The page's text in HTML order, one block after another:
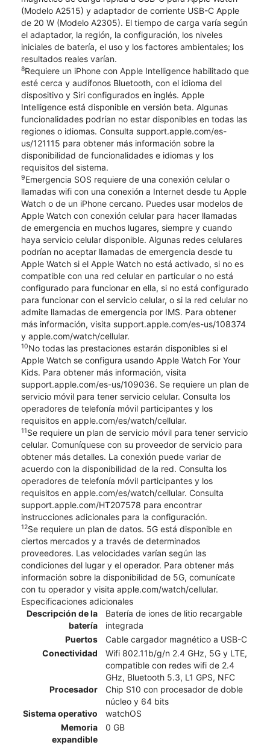
(Modelo A2515) y adaptador de corriente USB-C Apple
de 20 W (Modelo A2305). El tiempo de carga varía según
el adaptador, la región, la configuración, los niveles
iniciales de batería, el uso y los factores ambientales; los
resultados reales varían.
8Requiere un iPhone con Apple Intelligence habilitado que
esté cerca y audífonos Bluetooth, con el idioma del
dispositivo y Siri configurados en inglés. Apple
Intelligence está disponible en versión beta. Algunas
funcionalidades podrían no estar disponibles en todas las
regiones o idiomas. Consulta support.apple.com/es-
us/121115 para obtener más información sobre la
disponibilidad de funcionalidades e idiomas y los
requisitos del sistema.
9Emergencia SOS requiere de una conexión celular o
llamadas wifi con una conexión a Internet desde tu Apple
Watch o de un iPhone cercano. Puedes usar modelos de
Apple Watch con conexión celular para hacer llamadas
de emergencia en muchos lugares, siempre y cuando
haya servicio celular disponible. Algunas redes celulares
podrían no aceptar llamadas de emergencia desde tu
Apple Watch si el Apple Watch no está activado, si no es
compatible con una red celular en particular o no está
configurado para funcionar en ella, si no está configurado
para funcionar con el servicio celular, o si la red celular no
admite llamadas de emergencia por IMS. Para obtener
más información, visita support.apple.com/es-us/108374
y apple.com/watch/cellular.
10No todas las prestaciones estarán disponibles si el
Apple Watch se configura usando Apple Watch For Your
Kids. Para obtener más información, visita
support.apple.com/es-us/109036. Se requiere un plan de
servicio móvil para tener servicio celular. Consulta los
operadores de telefonía móvil participantes y los
requisitos en apple.com/es/watch/cellular.
11Se requiere un plan de servicio móvil para tener servicio
celular. Comuníquese con su proveedor de servicio para
obtener más detalles. La conexión puede variar de
acuerdo con la disponibilidad de la red. Consulta los
operadores de telefonía móvil participantes y los
requisitos en apple.com/es/watch/cellular. Consulta
support.apple.com/HT207578 para encontrar
instrucciones adicionales para la configuración.
12Se requiere un plan de datos. 5G está disponible en
ciertos mercados y a través de determinados
proveedores. Las velocidades varían según las
condiciones del lugar y el operador. Para obtener más
información sobre la disponibilidad de 5G, comunícate
con tu operador y visita apple.com/watch/cellular.
Especificaciones adicionales
Descripción de la
batería
Batería de iones de litio recargable
integrada
Puertos
Cable cargador magnético a USB-C
Conectividad
Wifi 802.11b/g/n 2.4 GHz, 5G y LTE,
compatible con redes wifi de 2.4
GHz, Bluetooth 5.3, L1 GPS, NFC
Procesador
Chip S10 con procesador de doble
núcleo y 64 bits
Sistema operativo
watchOS
Memoria
expandible
0 GB